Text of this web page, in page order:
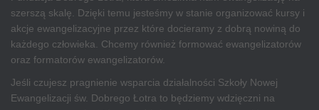
szerszą skalę. Dzięki temu jesteśmy w stanie organizować kursy i
akcje ewangelizacyjne przez które docieramy z dobrą nowiną do
każdego człowieka. Chcemy również formować ewangelizatorów
oraz formatorów ewangelizatorów.
Jeśli czujesz pragnienie wsparcia działalności Szkoły Nowej
Ewangelizacji św. Dobrego Łotra to będziemy wdzięczni na